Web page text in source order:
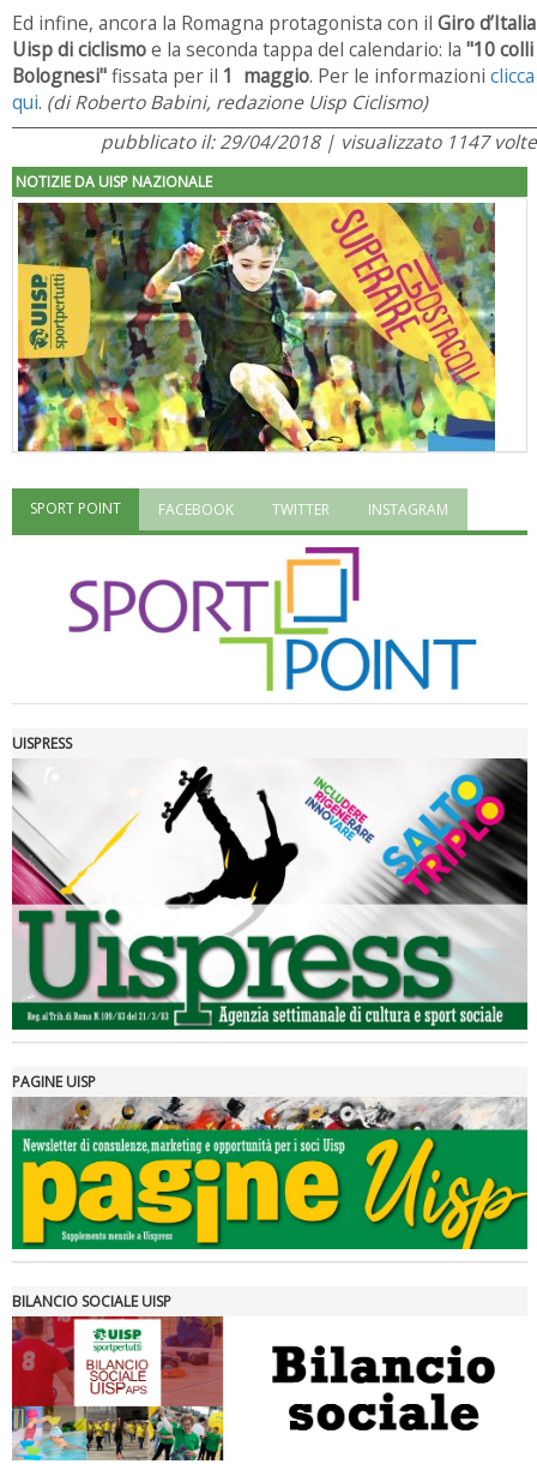
Ed infine, ancora la Romagna protagonista con il Giro d’Italia
Uisp di ciclismoe la seconda tappa del calendario: la "10 colli
Bolognesi"fissata per il 1 maggio. Per le informazioni clicca
qui. (di Roberto Babini, redazione Uisp Ciclismo)
pubblicato il: 29/04/2018 | visualizzato 1147 volte
NOTIZIE DA UISP NAZIONALE
"Superare gli ostacoli": la relazione di Tiziano Pesce al CN Uisp
Luglio 2026: "Pensando con i piedi, si possono fare le
rivoluzioni"
Tiziano Pesce a Radio InBlu2000 traccia il bilancio della stagione
SPORT POINT FACEBOOK TWITTER INSTAGRAM
UISPRESS
PAGINE UISP
BILANCIO SOCIALE UISP